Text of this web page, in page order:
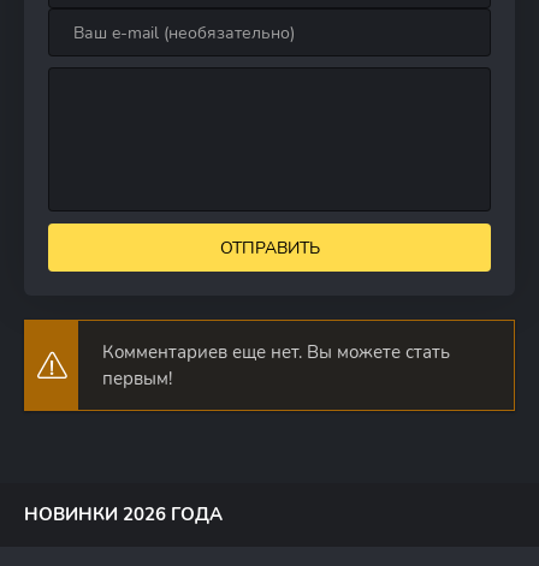
ОТПРАВИТЬ
Комментариев еще нет. Вы можете стать
первым!
НОВИНКИ 2026 ГОДА